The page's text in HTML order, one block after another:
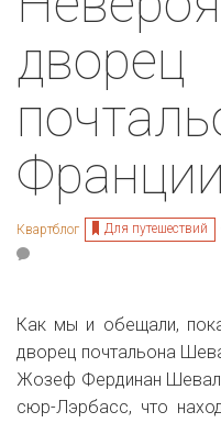
дворец
Франции
Квартблог Для путешествий
Как мы и обещали,
дворец почтальона
Жозеф Фердинан
сюр-Лэрбасс, что